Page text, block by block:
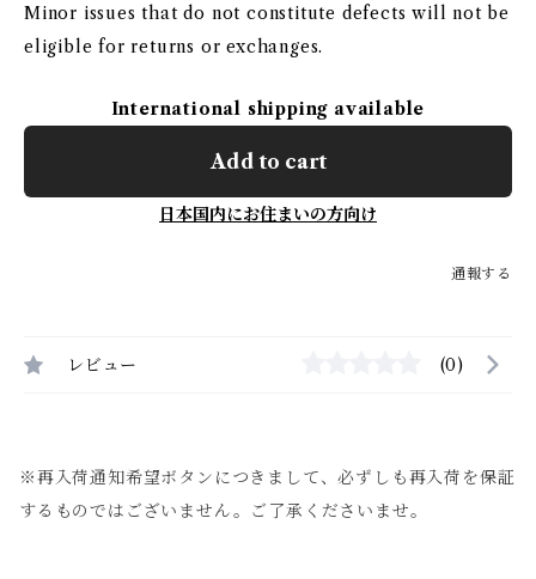
Minor issues that do not constitute defects will not be
eligible for returns or exchanges.
International shipping available
Add to cart
日本国内にお住まいの方向け
通報する
レビュー (0)
※再入荷通知希望ボタンにつきまして、必ずしも再入荷を保証
するものではございません。ご了承くださいませ。